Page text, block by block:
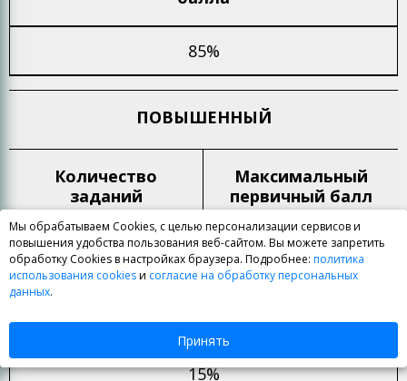
85%
ПОВЫШЕННЫЙ
Количество
заданий
Максимальный
первичный балл
1 5
Процент максимального
балла
15%
Мы обрабатываем Cookies, с целью персонализации сервисов и
повышения удобства пользования веб-сайтом. Вы можете запретить
обработку Cookies в настройках браузера. Подробнее: политика
использования cookiesи согласие на обработку персональных
данных.
Принять